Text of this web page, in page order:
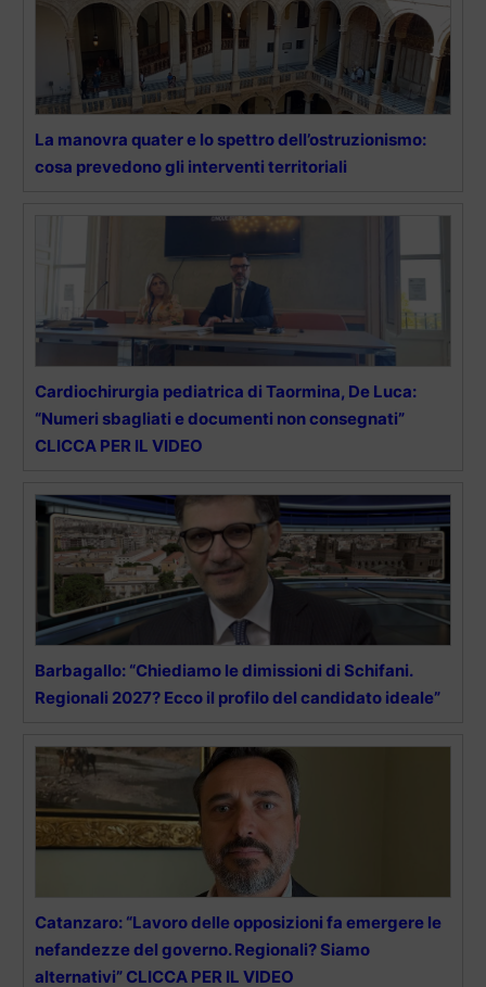
La manovra quater e lo spettro dell’ostruzionismo:
cosa prevedono gli interventi territoriali
Cardiochirurgia pediatrica di Taormina, De Luca:
“Numeri sbagliati e documenti non consegnati”
CLICCA PER IL VIDEO
Barbagallo: “Chiediamo le dimissioni di Schifani.
Regionali 2027? Ecco il profilo del candidato ideale”
Catanzaro: “Lavoro delle opposizioni fa emergere le
nefandezze del governo. Regionali? Siamo
alternativi” CLICCA PER IL VIDEO